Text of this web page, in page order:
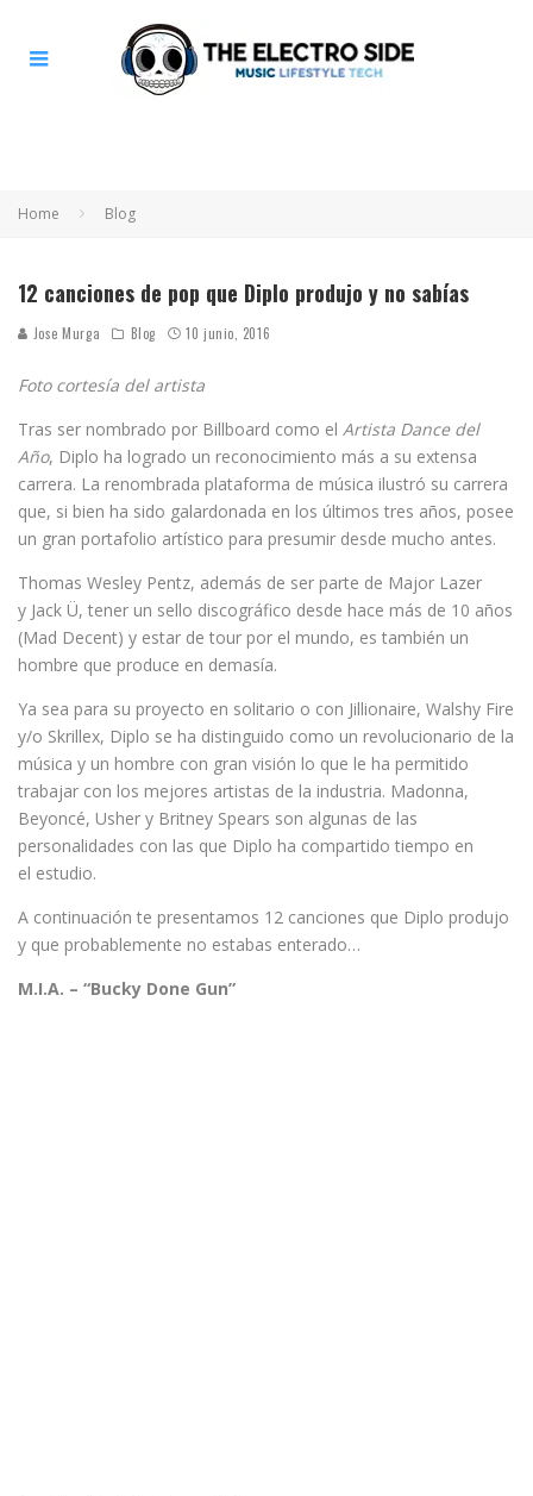
Home Blog
12 canciones de pop que Diplo produjo y no sabías
Jose Murga Blog 10 junio, 2016
Foto cortesía del artista
Tras ser nombrado por Billboard como el Artista Dance del
Año, Diplo ha logrado un reconocimiento más a su extensa
carrera. La renombrada plataforma de música ilustró su carrera
que, si bien ha sido galardonada en los últimos tres años, posee
un gran portafolio artístico para presumir desde mucho antes.
Thomas Wesley Pentz, además de ser parte de Major Lazer
y Jack Ü, tener un sello discográfico desde hace más de 10 años
(Mad Decent) y estar de tour por el mundo, es también un
hombre que produce en demasía.
Ya sea para su proyecto en solitario o con Jillionaire, Walshy Fire
y/o Skrillex, Diplo se ha distinguido como un revolucionario de la
música y un hombre con gran visión lo que le ha permitido
trabajar con los mejores artistas de la industria. Madonna,
Beyoncé, Usher y Britney Spears son algunas de las
personalidades con las que Diplo ha compartido tiempo en
el estudio.
A continuación te presentamos 12 canciones que Diplo produjo
y que probablemente no estabas enterado…
M.I.A. – “Bucky Done Gun”